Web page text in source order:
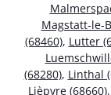
Magstatt-le-
(68460), Lutter
(68280), Linthal
Lièpvre (68660),